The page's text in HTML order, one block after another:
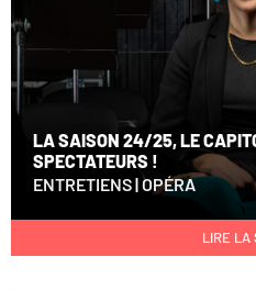
LA SAISON 24/25, LE
SPECTATEURS !
ENTRETIENS|OPÉRA
LIRE LA